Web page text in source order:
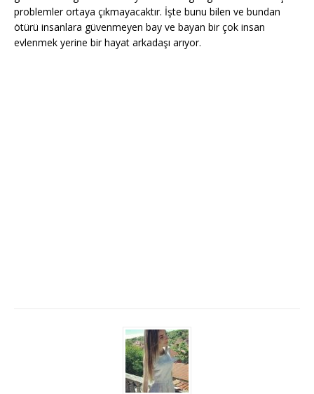
problemler ortaya çıkmayacaktır. İşte bunu bilen ve bundan
ötürü insanlara güvenmeyen bay ve bayan bir çok insan
evlenmek yerine bir hayat arkadaşı arıyor.